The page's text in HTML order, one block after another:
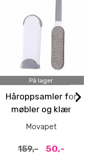
På lager
Håroppsamler for
møbler og klær
Movapet
159,- 50,-
›